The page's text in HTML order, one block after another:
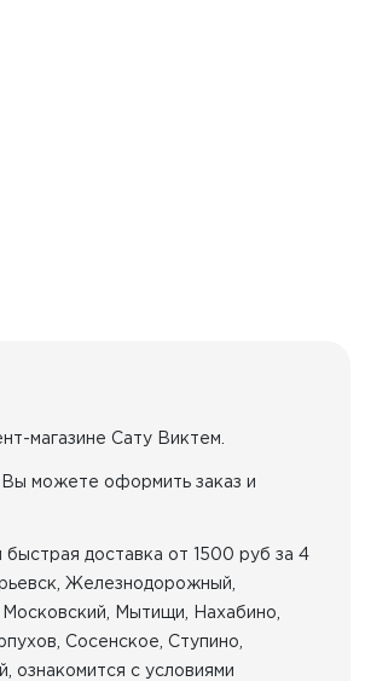
магазине Сату Виктем.
можете оформить заказ и
доставка от 1500 руб за 4
Железнодорожный,
Мытищи, Нахабино,
Сосенское, Ступино,
ознакомится с условиями